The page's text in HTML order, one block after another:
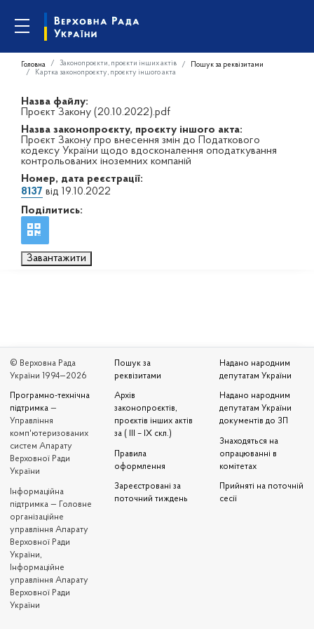
Головна Законопроєкти, проєкти інших актів
Пошук за реквізитами
Картка законопроєкту, проєкту іншого акта
Назва файлу:
Проєкт Закону (20.10.2022).pdf
Назва законопроєкту, проєкту іншого акта:
Проєкт Закону про внесення змін до Податкового
кодексу України щодо вдосконалення оподаткування
контрольованих іноземних компаній
Номер, дата реєстрації:
8137 від 19.10.2022
Поділитись:
Завантажити
© Верховна Рада
України 1994—2026
Програмно-технічна
підтримка —
Управління
комп'ютеризованих
систем Апарату
Верховної Ради
України
Iнформаційна
підтримка — Головне
організаційне
управління Апарату
Верховної Ради
України,
Інформаційне
управління Апарату
Верховної Ради
України
Пошук за
реквізитами
Архів
законопроєктів,
проєктів інших актів
за ( III – IX скл.)
Правила
оформлення
Зареєстровані за
поточний тиждень
Надано народним
депутатам України
Надано народним
депутатам України
документів до ЗП
Знаходяться на
опрацюванні в
комітетах
Прийняті на поточній
сесії